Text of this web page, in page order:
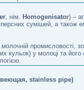
, нім. Homogenisator) –
сумішей, а також
молочній промисловості,
кульок) у молоці та
stainless pipe)